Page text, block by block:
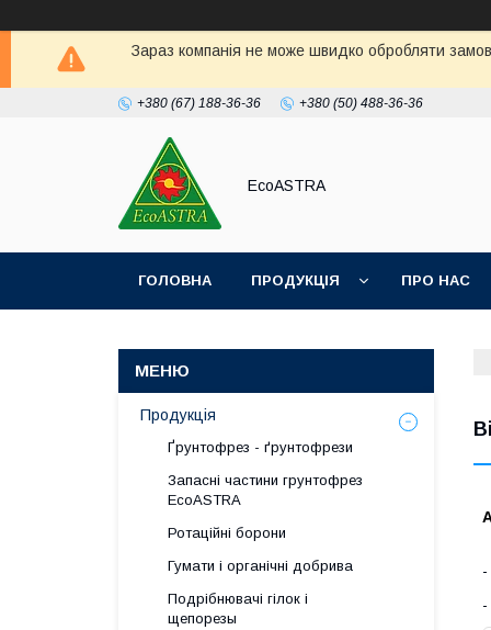
Зараз компанія не може швидко обробляти
+380 (67) 188-36-36 +380 (50) 488-36-36
EcoASTRA
ГОЛОВНА ПРОДУКЦІЯ ПРО НАС
Продукція
Ґрунтофрез - ґрунтофрези
Запасні частини грунтофрез
EcoASTRA
Ротаційні борони
Гумати і органічні добрива
Подрібнювачі гілок і
щепорезы